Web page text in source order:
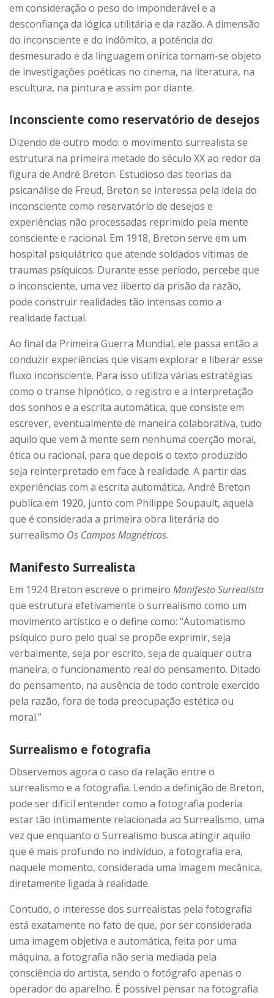
em consideração o peso do imponderável e a
desconfiança da lógica utilitária e da razão. A dimensão
do inconsciente e do indômito, a potência do
desmesurado e da linguagem onírica tornam-se objeto
de investigações poéticas no cinema, na literatura, na
escultura, na pintura e assim por diante.
Inconsciente como reservatório de desejos
Dizendo de outro modo: o movimento surrealista se
estrutura na primeira metade do século XX ao redor da
figura de André Breton. Estudioso das teorias da
psicanálise de Freud, Breton se interessa pela ideia do
inconsciente como reservatório de desejos e
experiências não processadas reprimido pela mente
consciente e racional. Em 1918, Breton serve em um
hospital psiquiátrico que atende soldados vítimas de
traumas psíquicos. Durante esse período, percebe que
o inconsciente, uma vez liberto da prisão da razão,
pode construir realidades tão intensas como a
realidade factual.
Ao final da Primeira Guerra Mundial, ele passa então a
conduzir experiências que visam explorar e liberar esse
fluxo inconsciente. Para isso utiliza várias estratégias
como o transe hipnótico, o registro e a interpretação
dos sonhos e a escrita automática, que consiste em
escrever, eventualmente de maneira colaborativa, tudo
aquilo que vem à mente sem nenhuma coerção moral,
ética ou racional, para que depois o texto produzido
seja reinterpretado em face à realidade. A partir das
experiências com a escrita automática, André Breton
publica em 1920, junto com Philippe Soupault, aquela
que é considerada a primeira obra literária do
surrealismo Os Campos Magnéticos.
Manifesto Surrealista
Em 1924 Breton escreve o primeiro Manifesto Surrealista
que estrutura efetivamente o surrealismo como um
movimento artístico e o define como: “Automatismo
psíquico puro pelo qual se propõe exprimir, seja
verbalmente, seja por escrito, seja de qualquer outra
maneira, o funcionamento real do pensamento. Ditado
do pensamento, na ausência de todo controle exercido
pela razão, fora de toda preocupação estética ou
moral.”
Surrealismo e fotografia
Observemos agora o caso da relação entre o
surrealismo e a fotografia. Lendo a definição de Breton,
pode ser difícil entender como a fotografia poderia
estar tão intimamente relacionada ao Surrealismo, uma
vez que enquanto o Surrealismo busca atingir aquilo
que é mais profundo no indivíduo, a fotografia era,
naquele momento, considerada uma imagem mecânica,
diretamente ligada à realidade.
Contudo, o interesse dos surrealistas pela fotografia
está exatamente no fato de que, por ser considerada
uma imagem objetiva e automática, feita por uma
máquina, a fotografia não seria mediada pela
consciência do artista, sendo o fotógrafo apenas o
operador do aparelho. É possível pensar na fotografia